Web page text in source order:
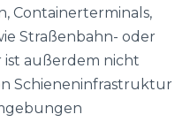
Containerterminals,
Straßenbahn- oder
ist außerdem nicht
Schieneninfrastruktur